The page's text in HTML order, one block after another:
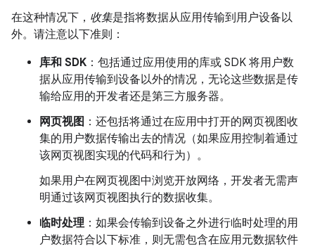
在这种情况下， 收集是指将数据从应用传输到用户设备以
外。请注意以下准则：
库和 SDK ：包括通过应用使用的库或 SDK 将用户数
据从应用传输到设备以外的情况，无论这些数据是传
输给应用的开发者还是第三方服务器。
网页视图 ：还包括将通过在应用中打开的网页视图收
集的用户数据传输出去的情况（如果应用控制着通过
该网页视图实现的代码和行为）。
如果用户在网页视图中浏览开放网络，开发者无需声
明通过该网页视图执行的数据收集。
临时处理：如果会传输到设备之外进行临时处理的用
户数据符合以下标准，则无需包含在应用元数据软件